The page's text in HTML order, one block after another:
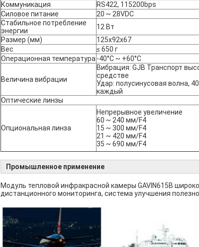
Коммуникация
RS422, 115200bps
Силовое питание
20 ~ 28VDC
Стабильное потребление
энергии
12 Вт
Размер (мм)
125х92х67
Вес
≤ 650 г
Операционная температура -40°C ~ +60°C
Величина вибрации
Вибрация: GJB Транспорт
средстве
Удар: полусинусовая волна,
каждый
Оптические линзы
Опциональная линза
Непрерывное увеличение
60 ~ 240 мм/F4
15 ~ 300 мм/F4
21 ~ 420 мм/F4
35 ~ 690 мм/F4
Промышленное применение
Модуль тепловой инфракрасной камеры GAVIN615B
дистанционного мониторинга, система улучшения